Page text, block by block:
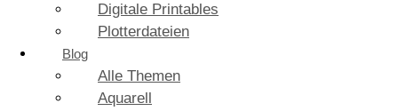
Digitale Printables
Plotterdateien
Blog
Alle Themen
Aquarell